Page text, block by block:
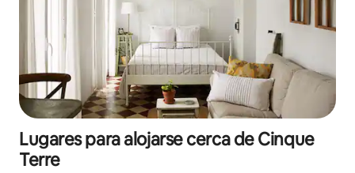
Lugares para alojarse cerca de Cinque
Terre